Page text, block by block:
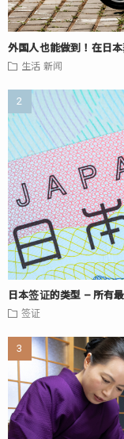
外国人也能做到！在日
生活 新闻
日本签证的类型 – 所有
签证